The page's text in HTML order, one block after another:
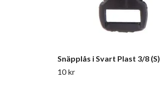
Snäpplås i Svart Plast 3/8 (S)
10 kr